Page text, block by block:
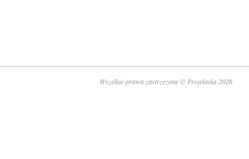
Wszelkie prawa zastrzeżone © Projekteka 2026